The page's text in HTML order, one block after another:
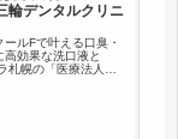
輪デンタルクリニ
ルFで叶える口臭・
効果な洗口液と
札幌の「医療法人東